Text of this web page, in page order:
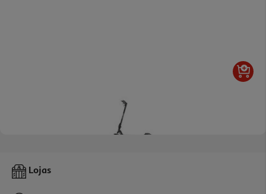
Trotinete Urbanglide Ride 100 Evo
Lojas